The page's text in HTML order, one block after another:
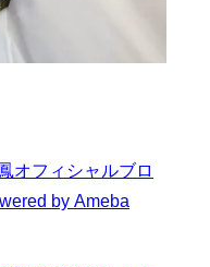
オフィシャルブロ
by Ameba